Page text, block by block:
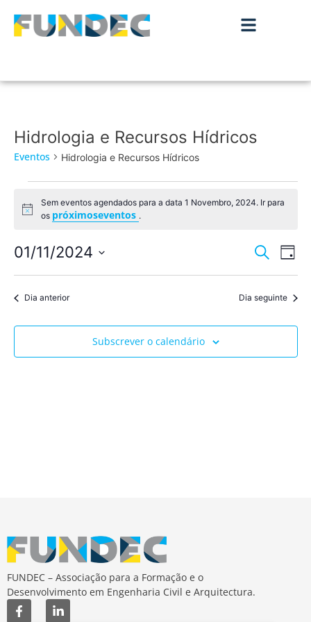
Hidrologia e Recursos Hídricos
Eventos Hidrologia e Recursos Hídricos
Aviso
Sem eventos agendados para a data 1 Novembro, 2024. Ir para
os próximoseventos .
de
e
Pesquisar
de
de
Dia
01/11/2024
a
data.Dia anterior Dia seguinte
Subscrever o calendário
FUNDEC – Associação para a Formação e o
Desenvolvimento em Engenharia Civil e Arquitectura.